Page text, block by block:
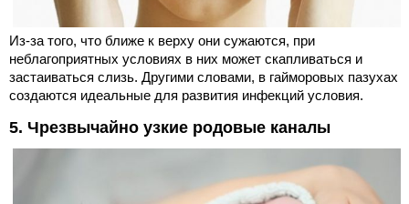
Из-за того, что ближе к верху они сужаются, при
неблагоприятных условиях в них может скапливаться и
застаиваться слизь. Другими словами, в гайморовых пазухах
создаются идеальные для развития инфекций условия.
5. Чрезвычайно узкие родовые каналы